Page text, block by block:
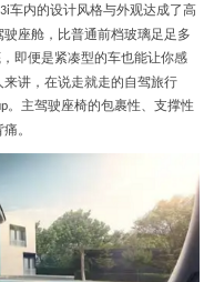
车内的设计风格与外观达成了高
座舱，比普通前档玻璃足足多
即便是紧凑型的车也能让你感
讲，在说走就走的自驾旅行
。主驾驶座椅的包裹性、支撑性
。